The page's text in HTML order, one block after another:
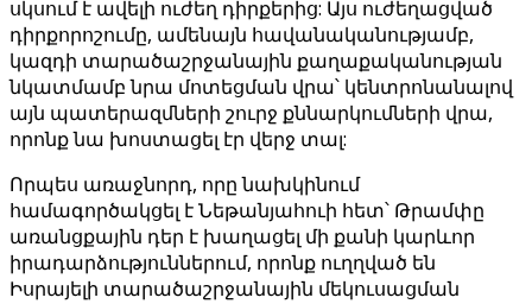
սկսում է ավելի ուժեղ դիրքերից: Այս ուժեղացված
դիրքորոշումը, ամենայն հավանականությամբ,
կազդի տարածաշրջանային քաղաքականության
նկատմամբ նրա մոտեցման վրա՝ կենտրոնանալով
այն պատերազմների շուրջ քննարկումների վրա,
որոնք նա խոստացել էր վերջ տալ:
Որպես առաջնորդ, որը նախկինում
համագործակցել է Նեթանյահուի հետ՝ Թրամփը
առանցքային դեր է խաղացել մի քանի կարևոր
իրադարձություններում, որոնք ուղղված են
Իսրայելի տարածաշրջանային մեկուսացման